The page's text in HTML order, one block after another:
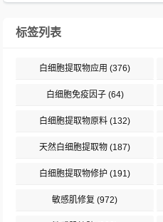
标签列表
白细胞提取物应用 (376)
白细胞免疫因子(64)
白细胞提取物原料 (132)
天然白细胞提取物 (187)
白细胞提取物修护 (191)
敏感肌修复 (972)